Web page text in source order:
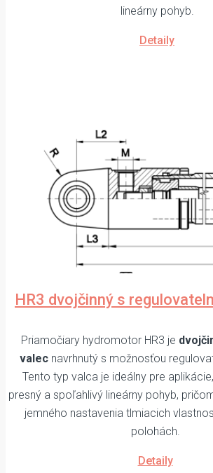
lineárny pohyb.
Detaily
HR3 dvojčinný s
Priamočiary hydromotor HR3 je
valec navrhnutý s možnosťou
Tento typ valca je ideálny pre
presný a spoľahlivý lineárny pohyb,
jemného nastavenia tlmiacich
polohách.
Detaily